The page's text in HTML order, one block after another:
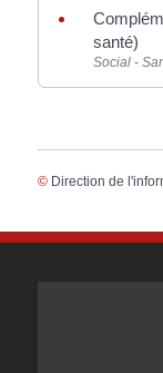
santé)
Social -
© Direction de